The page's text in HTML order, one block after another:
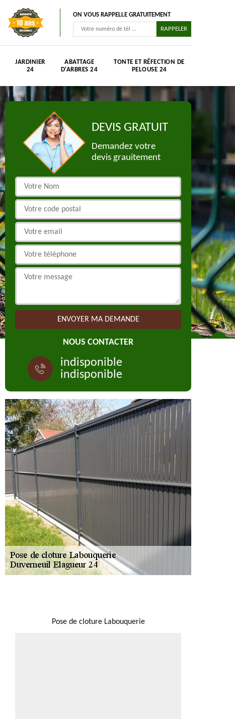
ON VOUS RAPPELLE GRATUITEMENT
JARDINIER
24
ABATTAGE
D'ARBRES 24
TONTE ET RÉFECTION DE
PELOUSE 24
DEVIS GRATUIT
Demandez votre
devis grauitement
NOUS CONTACTER
indisponible
indisponible
Pose de cloture Labouquerie